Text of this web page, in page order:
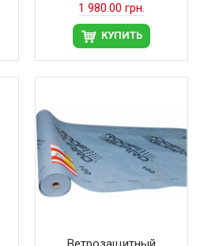
1 980.00 грн.
КУПИТЬ